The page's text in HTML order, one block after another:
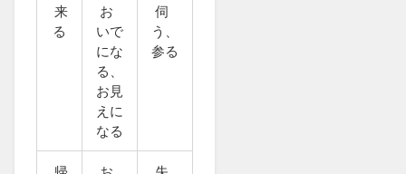
来
る
お
いで
にな
る、
お見
えに
なる
伺
う、
参る